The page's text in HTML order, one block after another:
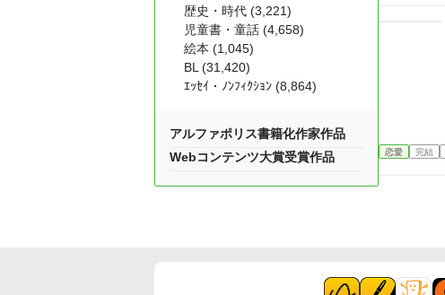
恋愛 完結
歴史・時代 (3,221)
児童書・童話 (4,658)
絵本 (1,045)
BL (31,420)
ｴｯｾｲ・ﾉﾝﾌｨｸｼｮﾝ (8,864)
アルファポリス書籍化作家作品
Webコンテンツ大賞受賞作品